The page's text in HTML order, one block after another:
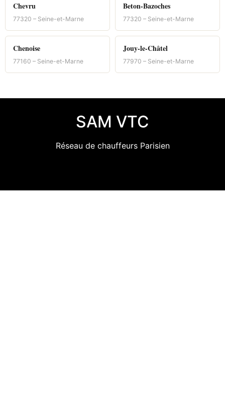
Chevru
77320 – Seine-et-Marne
Beton-Bazoches
77320 – Seine-et-Marne
Chenoise
77160 – Seine-et-Marne
Jouy-le-Châtel
77970 – Seine-et-Marne
SAM VTC
Réseau de chauffeurs Parisien